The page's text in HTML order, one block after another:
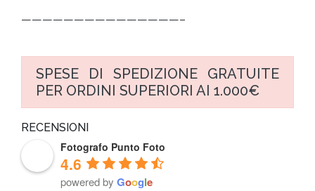
———————————————–
SPESE DI SPEDIZIONE GRATUITE
PER ORDINI SUPERIORI AI 1.000€
RECENSIONI
Fotografo Punto Foto
4.6
powered by Google